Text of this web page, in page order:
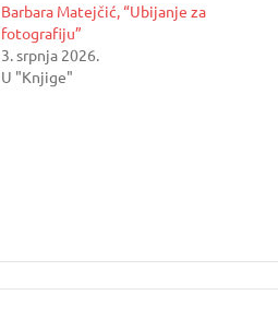
Barbara Matejčić, “Ubijanje za
fotografiju”
3. srpnja 2026.
U "Knjige"